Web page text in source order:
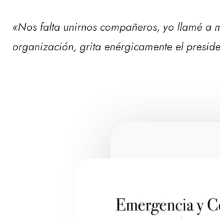
«Nos falta unirnos compañeros, yo llamé a
organización, grita enérgicamente el